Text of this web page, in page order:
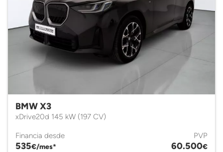
BMW X3
xDrive20d 145 kW (197 CV)
Financia desde
535€/mes*
PVP
60.500€